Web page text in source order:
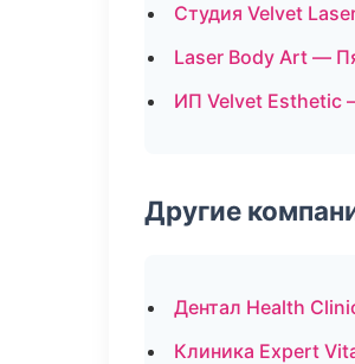
Студия Velvet
Laser Body Art —
ИП Velvet Esthetic
Другие
Дентал Health
Клиника Expert